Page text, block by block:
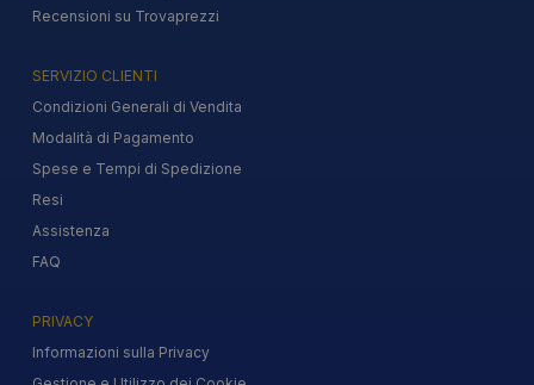
Recensioni su Trovaprezzi
SERVIZIO CLIENTI
Condizioni Generali di Vendita
Modalità di Pagamento
Spese e Tempi di Spedizione
Resi
Assistenza
FAQ
PRIVACY
Informazioni sulla Privacy